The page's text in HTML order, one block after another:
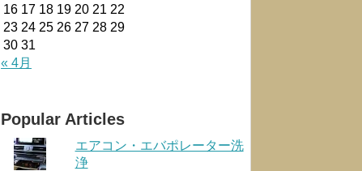
16 17 18 19 20 21 22
23 24 25 26 27 28 29
30 31
« 4月
Popular Articles
エアコン・エバポレーター洗
浄